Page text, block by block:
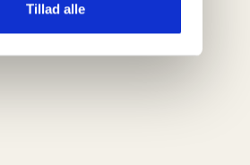
Tillad alle